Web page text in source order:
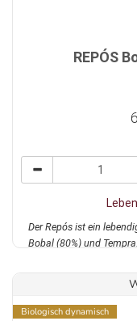
REPÓS
Der Repós ist ein
Bobal (80%) und
Biologisch dynamisch